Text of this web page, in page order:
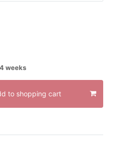
weeks
to shopping cart